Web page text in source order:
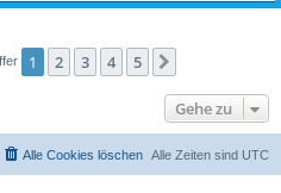
1 2 3 4 5
Gehe zu
Alle Zeiten sind UTC
Alle Cookies löschen